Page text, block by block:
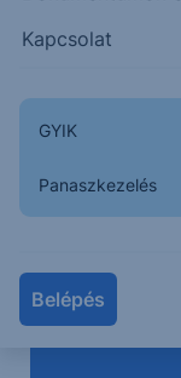
Kapcsolat
GYIK
Panaszkezelés
Belépés